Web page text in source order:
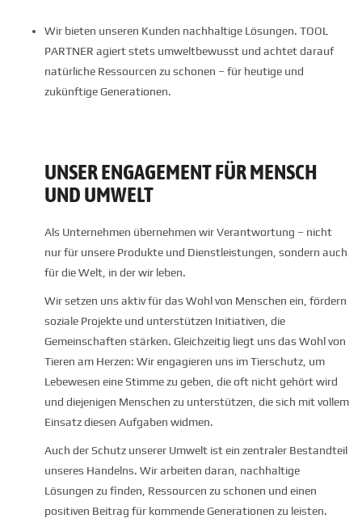
Wir bieten unseren Kunden nachhaltige Lösungen. TOOL
PARTNER agiert stets umweltbewusst und achtet darauf
natürliche Ressourcen zu schonen – für heutige und
zukünftige Generationen.
UNSER ENGAGEMENT FÜR MENSCH
UND UMWELT
Als Unternehmen übernehmen wir Verantwortung – nicht
nur für unsere Produkte und Dienstleistungen, sondern auch
für die Welt, in der wir leben.
Wir setzen uns aktiv für das Wohl von Menschen ein, fördern
soziale Projekte und unterstützen Initiativen, die
Gemeinschaften stärken. Gleichzeitig liegt uns das Wohl von
Tieren am Herzen: Wir engagieren uns im Tierschutz, um
Lebewesen eine Stimme zu geben, die oft nicht gehört wird
und diejenigen Menschen zu unterstützen, die sich mit vollem
Einsatz diesen Aufgaben widmen.
Auch der Schutz unserer Umwelt ist ein zentraler Bestandteil
unseres Handelns. Wir arbeiten daran, nachhaltige
Lösungen zu finden, Ressourcen zu schonen und einen
positiven Beitrag für kommende Generationen zu leisten.